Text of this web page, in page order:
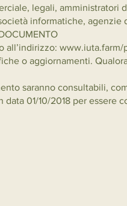
legali,
informatiche, agenzie
all’indirizzo:
o aggiornamenti.
saranno consultabili,
01/10/2018 per